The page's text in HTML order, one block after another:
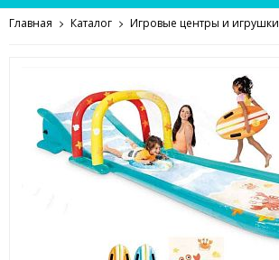
Главная Каталог Игровые центры и игрушки